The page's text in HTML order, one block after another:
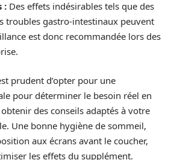
: Des effets indésirables tels que des
troubles gastro-intestinaux peuvent
est donc recommandée lors des
prudent d’opter pour une
pour déterminer le besoin réel en
des conseils adaptés à votre
Une bonne hygiène de sommeil,
aux écrans avant le coucher,
les effets du supplément.